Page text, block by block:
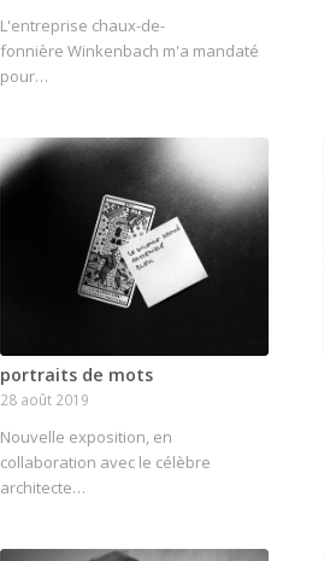
L'entreprise chaux-de-
fonnière Winkenbach m'a mandaté
pour…
portraits de mots
28 août 2019
Nouvelle exposition, en
collaboration avec le célèbre
architecte…